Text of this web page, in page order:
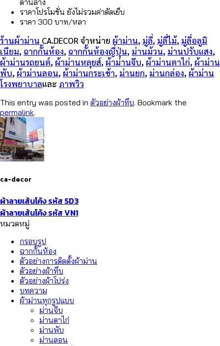
ราคาโปรโมชั่น ยังไม่รวมค่าตัดเย็บ
ราคา 300 บาท/หลา
ร้านผ้าม่าน CA.DECOR จำหน่าย ผ้าม่าน, มู่ลี่, มู่ลี่ไม้, มู่ลี่อลูมิ
เนียม, ฉากกั้นห้อง, ฉากกั้นห้องญี่ปุ่น, ม่านม้วน, ม่านปรับแสง,
ผ้าม่านรถยนต์, ผ้าม่านหลุยส์, ผ้าม่านจีบ, ผ้าม่านตาไก่, ผ้าม่าน
พับ, ผ้าม่านลอน, ผ้าม่านกระเช้า, ม่านยก, ม่านกล่อง, ผ้าม่าน
โรงพยาบาลและ ภาพวิว
This entry was posted in ตัวอย่างผ้าทึบ. Bookmark the
permalink.
ca-decor
ผ้าลายเส้นโค้ง รหัส SD3
ผ้าลายเส้นโค้ง รหัส VN1
หมวดหมู่
กรอบรูป
ฉากกั้นห้อง
ตัวอย่างการติดตั้งผ้าม่าน
ตัวอย่างผ้าทึบ
ตัวอย่างผ้าโปร่ง
บทความ
ผ้าม่านทุกรูปแบบ
ม่านจีบ
ม่านตาไก่
ม่านพับ
ม่านลอน